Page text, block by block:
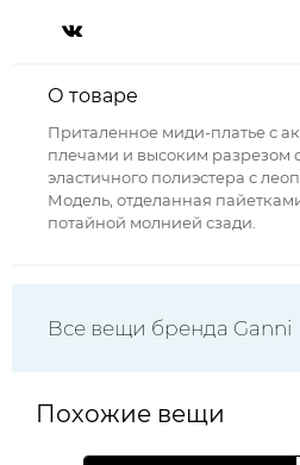
О товаре
Приталенное миди-платье с
плечами и высоким разрезом
эластичного полиэстера с
Модель, отделанная
потайной молнией сзади.
Все вещи бренда Ganni
Похожие вещи